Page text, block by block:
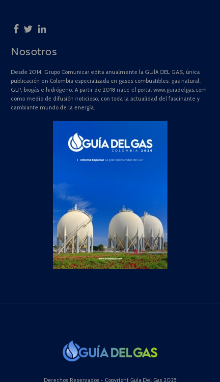
Nosotros
Desde 2014, Grupo Comunicar edita anualmente la GUÍA DEL GAS, única
publicación en Colombia especializada en gases combustibles: gas natural,
GLP, biogás e hidrógeno. A partir de 2018 nace el portal www.guiadelgas.com
como medio de difusión noticioso, con toda la actualidad del fascinante y
cambiante mundo de la energía.
Derechos Reservados - Copyright Guía Del Gas 2025